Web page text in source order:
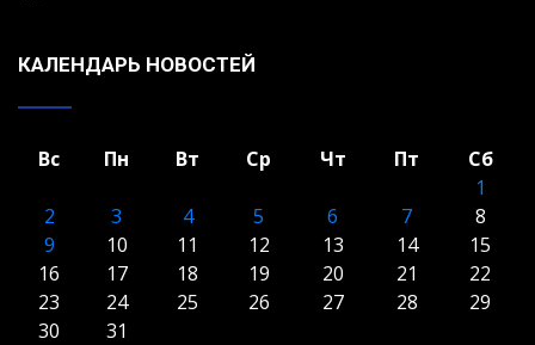
КАЛЕНДАРЬ НОВОСТЕЙ
Вс Пн Вт Ср Чт Пт
Сб
1
2
3 4 5 6 7
8
9
10 11 12 13 14
15
16
17 18 19 20 21
22
23
24 25 26 27 28
29
30
31